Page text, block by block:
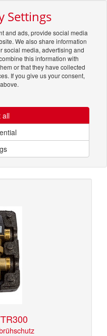
melden Sie sich bitte am
Settings
and ads, provide social media
We also share information
social media, advertising and
this information with
or that they have collected
If you give us your consent,
all